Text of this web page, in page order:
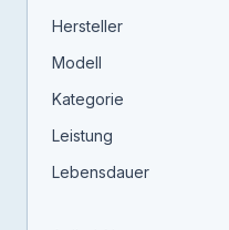
Hersteller
Modell
Kategorie
Leistung
Lebensdauer